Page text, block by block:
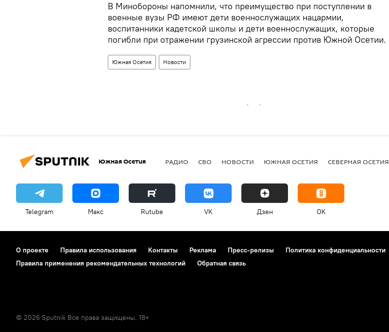
В Минобороны напомнили, что преимущество при поступлении в
военные вузы РФ имеют дети военнослужащих нацармии,
воспитанники кадетской школы и дети военнослужащих, которые
погибли при отражении грузинской агрессии против Южной Осетии.
Южная Осетия Новости
Южная Осетия РАДИО СВО НОВОСТИ ЮЖНАЯ ОСЕТИЯ СЕВЕРНАЯ ОСЕТИЯ
Telegram Макс Rutube VK Дзен OK
О проекте Правила использования Контакты Реклама Пресс-релизы Политика конфиденциальности
Правила применения рекомендательных технологий
Обратная связь
© 2026 Sputnik Все права защищены. 18+